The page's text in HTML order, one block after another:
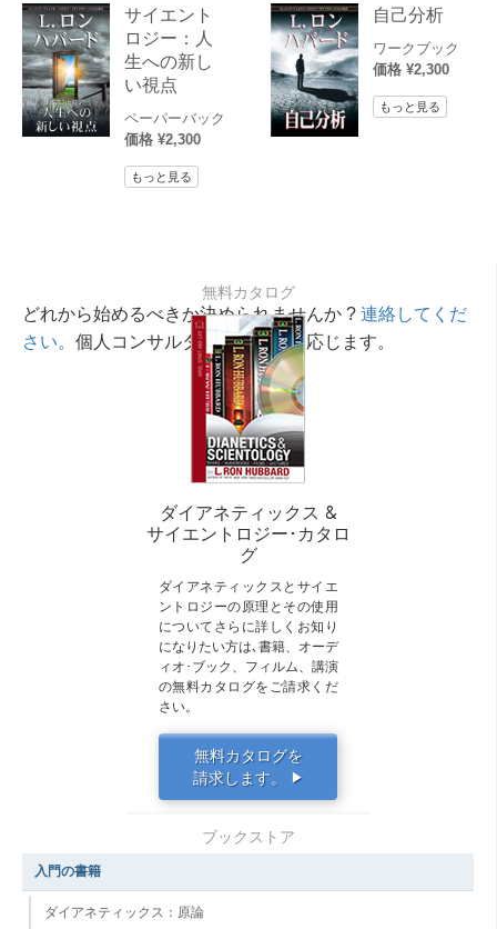
サイエント
ロジー：人
生への新し
い視点
ペーパーバック
価格 ¥2,300
もっと見る
自己分析
ワークブック
価格 ¥2,300
もっと見る
どれから始めるべきか決められませんか ? 連絡してくだ
さい。 個人コンサルタントが相談に応じます。
無料カタログ
ダイアネティックス &
サイエントロジー･カタロ
グ
ダイアネティックスとサイエ
ントロジーの原理とその使用
についてさらに詳しくお知り
になりたい方は､書籍、オーデ
ィオ･ブック、フィルム、講演
の無料カタログをご請求くだ
さい。
無料カタログを
請求します。
▶
ブックストア
入門の書籍
ダイアネティックス：原論